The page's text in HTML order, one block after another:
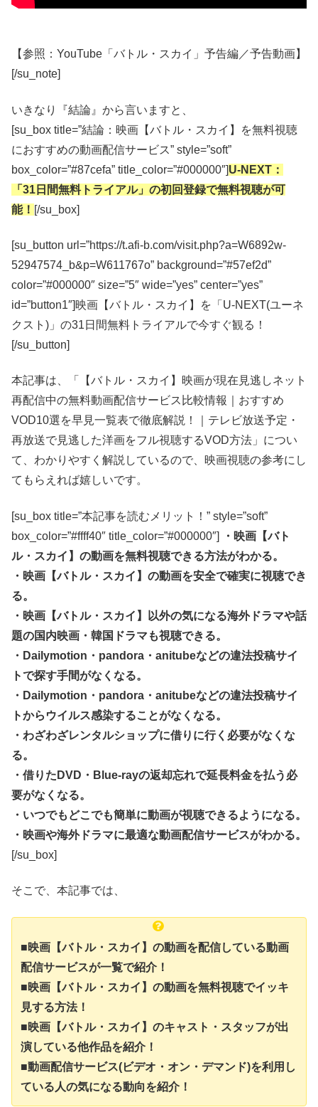
【参照：YouTube「バトル・スカイ」予告編／予告動画】
[/su_note]
いきなり『結論』から言いますと、
[su_box title=”結論：映画【バトル・スカイ】を無料視聴
におすすめの動画配信サービス” style=”soft”
box_color=”#87cefa” title_color=”#000000″]U-NEXT：
「31日間無料トライアル」の初回登録で無料視聴が可
能！ [/su_box]
[su_button url=”https://t.afi-b.com/visit.php?a=W6892w-
52947574_b&p=W611767o” background=”#57ef2d”
color=”#000000″ size=”5″ wide=”yes” center=”yes”
id=”button1″]映画【バトル・スカイ】を「U-NEXT(ユーネ
クスト)」の31日間無料トライアルで今すぐ観る！
[/su_button]
本記事は、「【バトル・スカイ】映画が現在見逃しネット
再配信中の無料動画配信サービス比較情報｜おすすめ
VOD10選を早見一覧表で徹底解説！｜テレビ放送予定・
再放送で見逃した洋画をフル視聴するVOD方法」につい
て、わかりやすく解説しているので、映画視聴の参考にし
てもらえれば嬉しいです。
[su_box title=”本記事を読むメリット！” style=”soft”
box_color=”#ffff40″ title_color=”#000000″]
・映画【バト
ル・スカイ】の動画を無料視聴できる方法がわかる。
・映画【バトル・スカイ】の動画を安全で確実に視聴でき
る。
・映画【バトル・スカイ】以外の気になる海外ドラマや話
題の国内映画・韓国ドラマも視聴できる。
・Dailymotion・pandora・anitubeなどの違法投稿サイ
トで探す手間がなくなる。
・Dailymotion・pandora・anitubeなどの違法投稿サイ
トからウイルス感染することがなくなる。
・わざわざレンタルショップに借りに行く必要がなくな
る。
・借りたDVD・Blue-rayの返却忘れで延長料金を払う必
要がなくなる。
・いつでもどこでも簡単に動画が視聴できるようになる。
・映画や海外ドラマに最適な動画配信サービスがわかる。
[/su_box]
そこで、本記事では、
■映画【バトル・スカイ】の動画を配信している動画
配信サービスが一覧で紹介！
■映画【バトル・スカイ】の動画を無料視聴でイッキ
見する方法！
■映画【バトル・スカイ】のキャスト・スタッフが出
演している他作品を紹介！
■動画配信サービス(ビデオ・オン・デマンド)を利用し
ている人の気になる動向を紹介！